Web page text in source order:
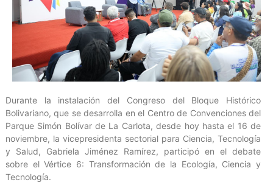
Durante la instalación del Congreso del Bloque Histórico
Bolivariano, que se desarrolla en el Centro de Convenciones del
Parque Simón Bolívar de La Carlota, desde hoy hasta el 16 de
noviembre, la vicepresidenta sectorial para Ciencia, Tecnología
y Salud, Gabriela Jiménez Ramírez, participó en el debate
sobre el Vértice 6: Transformación de la Ecología, Ciencia y
Tecnología.